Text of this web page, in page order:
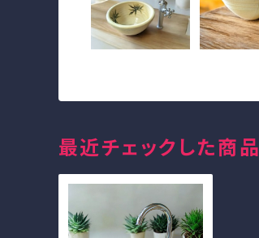
最近チェックした商品